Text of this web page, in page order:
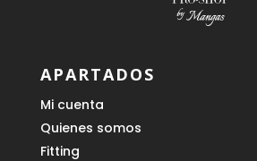
APARTADOS
Mi cuenta
Quienes somos
Fitting